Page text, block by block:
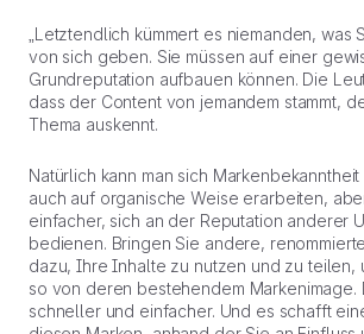
„Letztendlich kümmert es niemanden, was
von sich geben. Sie müssen auf einer
Grundreputation aufbauen können. Die
dass der Content von jemandem stammt,
Thema auskennt.
Natürlich kann man sich
auch auf organische Weise erarbeiten,
einfacher, sich an der Reputation anderer
bedienen. Bringen Sie andere,
dazu, Ihre Inhalte zu nutzen und zu teilen,
so von deren bestehendem Markenimage.
schneller und einfacher. Und es schafft